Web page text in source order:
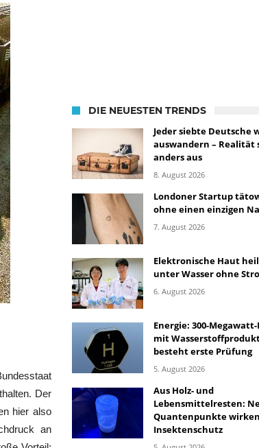
Der
hier also
an
DIE NEUESTEN TRENDS
Jeder siebte Deutsche
auswandern – Realität
anders aus
8. August 2026
Londoner Startup
ohne einen einzigen
7. August 2026
Elektronische Haut
unter Wasser ohne
6. August 2026
Energie: 300-
mit
besteht erste Prüfung
5. August 2026
Aus Holz- und
Lebensmittelresten:
Quantenpunkte
Insektenschutz